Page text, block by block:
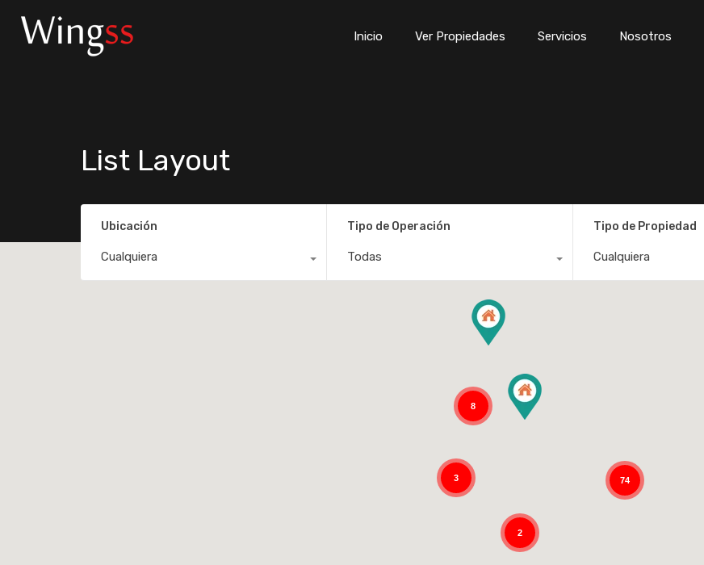
Inicio Ver Propiedades Servicios Nosotros
Inicio Ver Propiedades Servicios Nosotros
List Layout
Ubicación
Cualquiera
Tipo de Operación
Todas
Tipo de Propiedad
Cualquiera
74
8
3
2